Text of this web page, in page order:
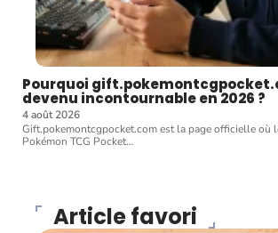
Pourquoi
devenu incontournable en 2026 ?
4 août 2026
Gift.pokemontcgpocket.com est la page officielle où
Pokémon TCG Pocket…
Article favori